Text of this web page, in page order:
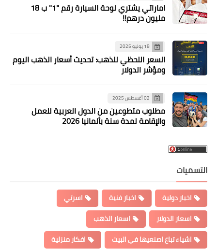
اماراتي يشتري لوحة السيارة رقم "1" ب 18
مليون درهم!!
18 يوليو 2025
السعر اللحظي للذهب: تحديث أسعار الذهب اليوم
ومؤشر الدولار
02 أغسطس 2025
مطلوب متطوعين من الدول العربية للعمل
والإقامة لمدة سنة بألمانيا 2026
التسميات
اخبار دولية اخبار فنية
اسرتي
اسعار الدولار
اسعار الذهب
اشياء تباع اصنعيها في البيت
افكار منزلية